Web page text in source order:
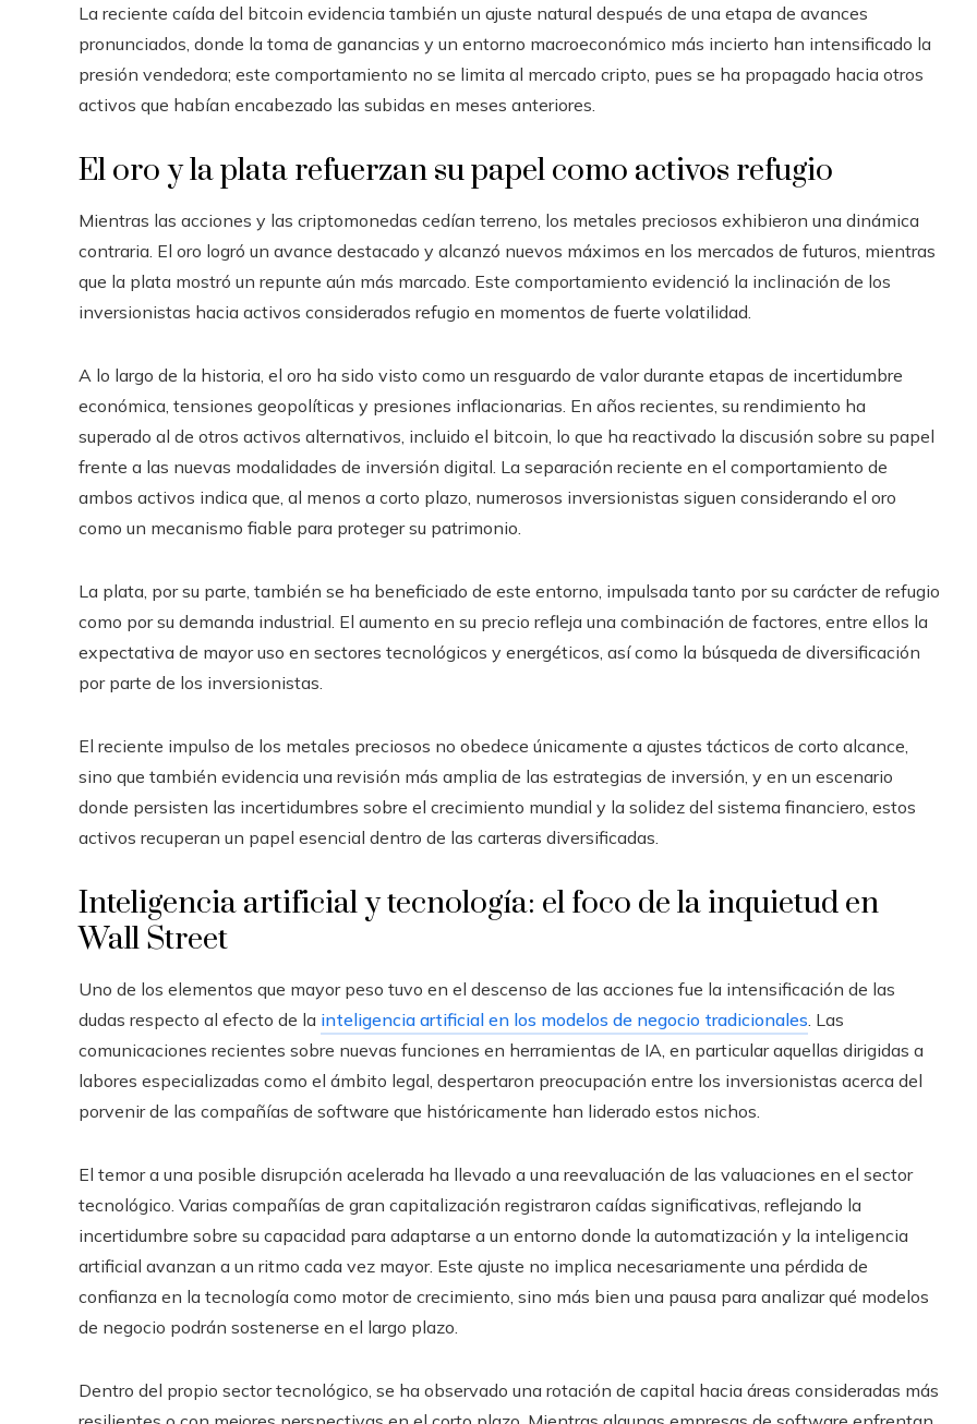
La reciente caída del bitcoin evidencia también un ajuste natural después de una etapa de avances
pronunciados, donde la toma de ganancias y un entorno macroeconómico más incierto han intensificado la
presión vendedora; este comportamiento no se limita al mercado cripto, pues se ha propagado hacia otros
activos que habían encabezado las subidas en meses anteriores.
El oro y la plata refuerzan su papel como activos refugio
Mientras las acciones y las criptomonedas cedían terreno, los metales preciosos exhibieron una dinámica
contraria. El oro logró un avance destacado y alcanzó nuevos máximos en los mercados de futuros, mientras
que la plata mostró un repunte aún más marcado. Este comportamiento evidenció la inclinación de los
inversionistas hacia activos considerados refugio en momentos de fuerte volatilidad.
A lo largo de la historia, el oro ha sido visto como un resguardo de valor durante etapas de incertidumbre
económica, tensiones geopolíticas y presiones inflacionarias. En años recientes, su rendimiento ha
superado al de otros activos alternativos, incluido el bitcoin, lo que ha reactivado la discusión sobre su papel
frente a las nuevas modalidades de inversión digital. La separación reciente en el comportamiento de
ambos activos indica que, al menos a corto plazo, numerosos inversionistas siguen considerando el oro
como un mecanismo fiable para proteger su patrimonio.
La plata, por su parte, también se ha beneficiado de este entorno, impulsada tanto por su carácter de refugio
como por su demanda industrial. El aumento en su precio refleja una combinación de factores, entre ellos la
expectativa de mayor uso en sectores tecnológicos y energéticos, así como la búsqueda de diversificación
por parte de los inversionistas.
El reciente impulso de los metales preciosos no obedece únicamente a ajustes tácticos de corto alcance,
sino que también evidencia una revisión más amplia de las estrategias de inversión, y en un escenario
donde persisten las incertidumbres sobre el crecimiento mundial y la solidez del sistema financiero, estos
activos recuperan un papel esencial dentro de las carteras diversificadas.
Inteligencia artificial y tecnología: el foco de la inquietud en
Wall Street
Uno de los elementos que mayor peso tuvo en el descenso de las acciones fue la intensificación de las
dudas respecto al efecto de la inteligencia artificial en los modelos de negocio tradicionales . Las
comunicaciones recientes sobre nuevas funciones en herramientas de IA, en particular aquellas dirigidas a
labores especializadas como el ámbito legal, despertaron preocupación entre los inversionistas acerca del
porvenir de las compañías de software que históricamente han liderado estos nichos.
El temor a una posible disrupción acelerada ha llevado a una reevaluación de las valuaciones en el sector
tecnológico. Varias compañías de gran capitalización registraron caídas significativas, reflejando la
incertidumbre sobre su capacidad para adaptarse a un entorno donde la automatización y la inteligencia
artificial avanzan a un ritmo cada vez mayor. Este ajuste no implica necesariamente una pérdida de
confianza en la tecnología como motor de crecimiento, sino más bien una pausa para analizar qué modelos
de negocio podrán sostenerse en el largo plazo.
Dentro del propio sector tecnológico, se ha observado una rotación de capital hacia áreas consideradas más